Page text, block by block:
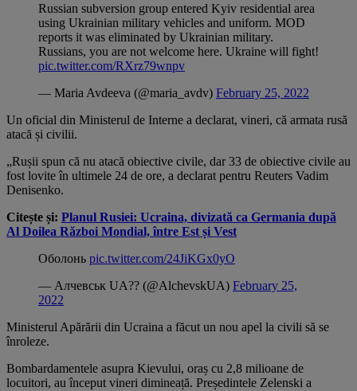
Russian subversion group entered Kyiv residential area
using Ukrainian military vehicles and uniform. MOD
reports it was eliminated by Ukrainian military.
Russians, you are not welcome here. Ukraine will fight!
pic.twitter.com/RXrz79wnpv
— Maria Avdeeva (@maria_avdv) February 25, 2022
Un oficial din Ministerul de Interne a declarat, vineri, că armata rusă
atacă și civilii.
„Rușii spun că nu atacă obiective civile, dar 33 de obiective civile au
fost lovite în ultimele 24 de ore, a declarat pentru Reuters Vadim
Denisenko.
Citește și: Planul Rusiei: Ucraina, divizată ca Germania după
Al Doilea Război Mondial, între Est și Vest
Оболонь pic.twitter.com/24JiKGx0yO
— Алчевськ UA?? (@AlchevskUA) February 25,
2022
Ministerul Apărării din Ucraina a făcut un nou apel la civili să se
înroleze.
Bombardamentele asupra Kievului, oraș cu 2,8 milioane de
locuitori, au început vineri dimineață. Președintele Zelenski a